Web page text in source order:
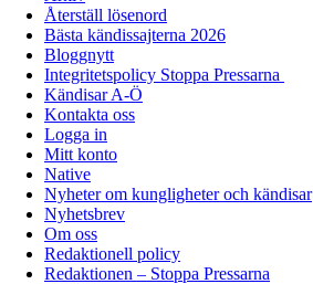
Återställ lösenord
Bästa kändissajterna 2026
Bloggnytt
Integritetspolicy Stoppa Pressarna
Kändisar A-Ö
Kontakta oss
Logga in
Mitt konto
Native
Nyheter om kungligheter och kändisar
Nyhetsbrev
Om oss
Redaktionell policy
Redaktionen – Stoppa Pressarna